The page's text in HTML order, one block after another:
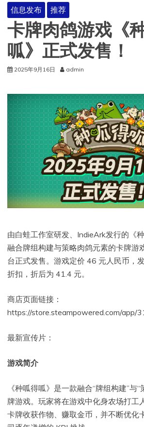
信息发布 推荐
卡牌肉鸽游戏《
呱》正式发售！
2025年9月16日 admin
由白蛙工作室研发、IndieArk发行的《
融合牌组构建与策略肉鸽元素的卡牌游
台正式发售。游戏定价 46 元人民币，
折扣，折后为 41.4 元。
商店页面链接：
https://store.steampowered.com/app/
最新宣传片：
游戏简介
《种呱得呱》是一款融合“牌组构建”与
牌游戏。玩家将在游戏中化身农场打工
卡牌收获作物、赚取金币，并不断优化